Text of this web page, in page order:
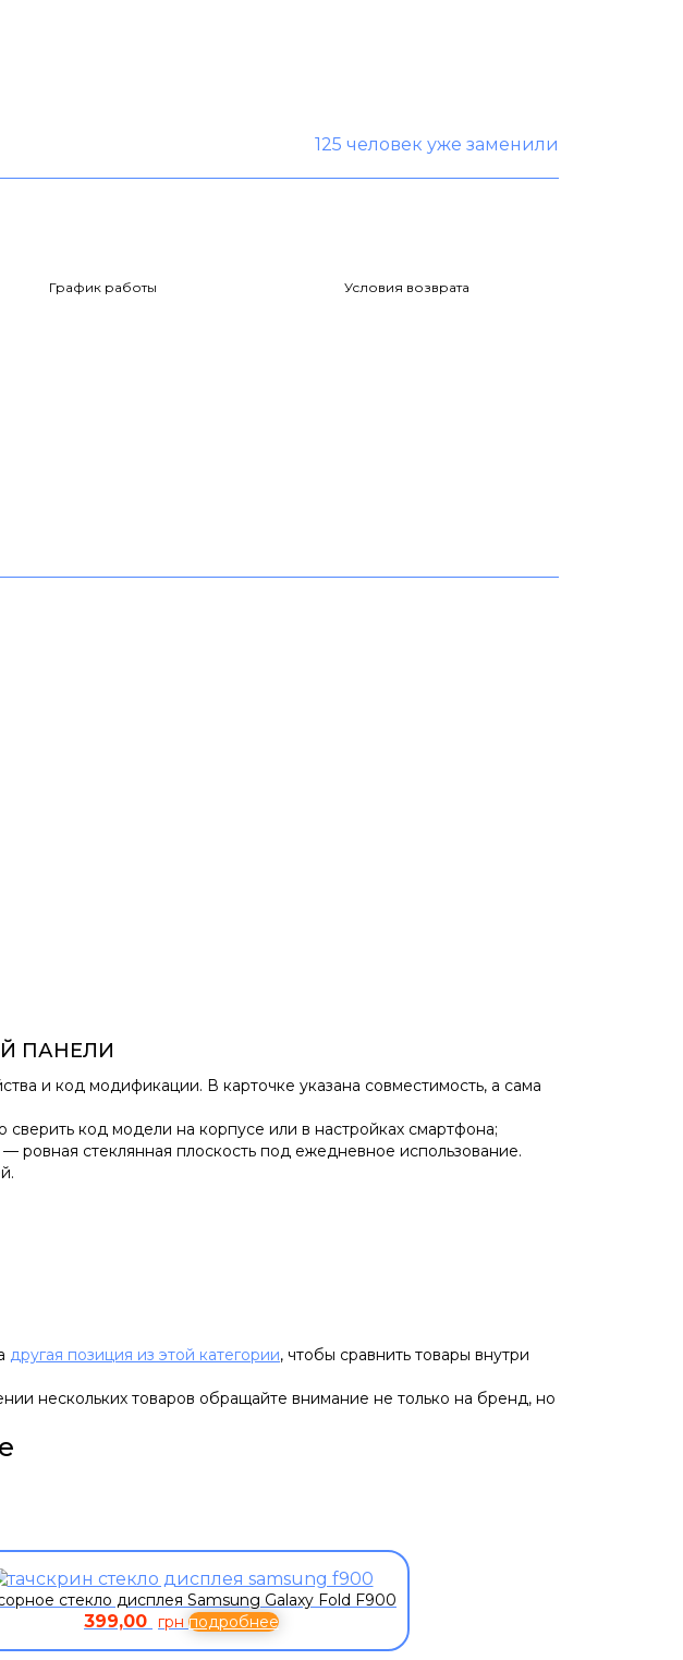
125 человек уже заменили
График работы Условия возврата
ПАНЕЛИ
и код модификации. В карточке указана совместимость, а сама
код модели на корпусе или в настройках смартфона;
ровная стеклянная плоскость под ежедневное использование.
другая позиция из этой категории, чтобы сравнить товары внутри
нескольких товаров обращайте внимание не только на бренд, но
стекло дисплея Samsung Galaxy Fold F900
399,00 грн подробнее